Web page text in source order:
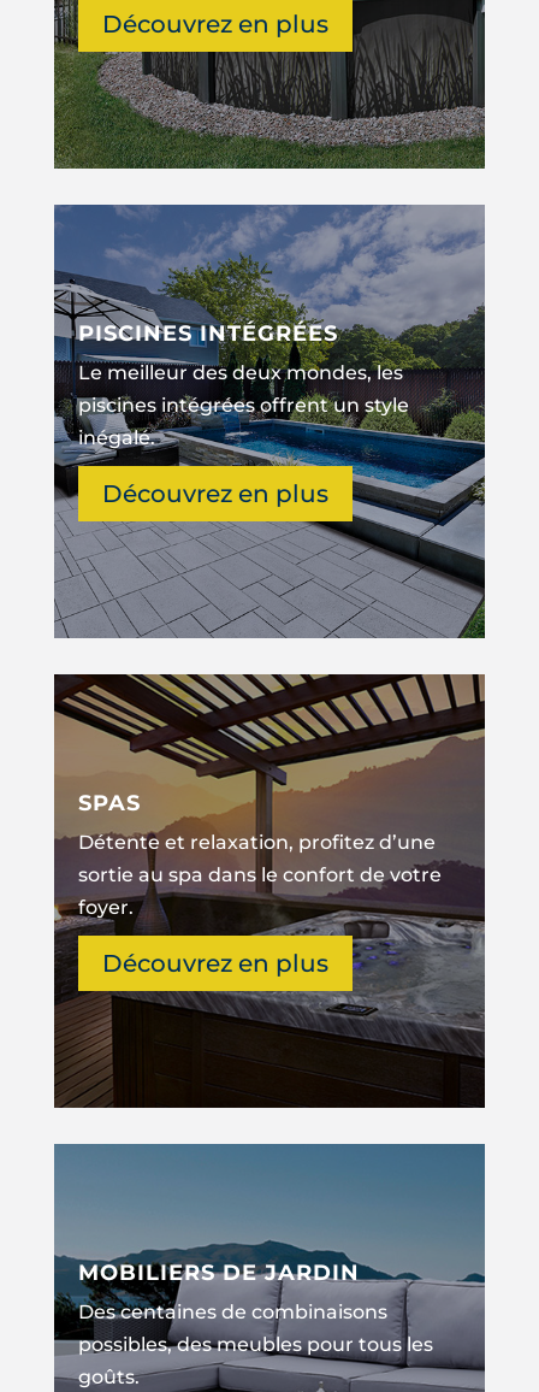
Découvrez en plus
PISCINES INTÉGRÉES
Le meilleur des deux mondes, les
piscines intégrées offrent un style
inégalé.
Découvrez en plus
SPAS
Détente et relaxation, profitez d’une
sortie au spa dans le confort de votre
foyer.
Découvrez en plus
MOBILIERS DE JARDIN
Des centaines de combinaisons
possibles, des meubles pour tous les
goûts.